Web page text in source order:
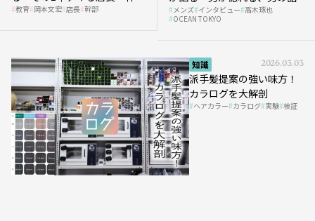
の「任せ方」
教育 岡本文宏 店長 幹部 メンズ インタビュー 高木琢也
OCEAN TOKYO
知識 2026.03.03
派手髪提案の強い味方！
カラログを大解剖
ヘアカラー カラログ 実験 検証